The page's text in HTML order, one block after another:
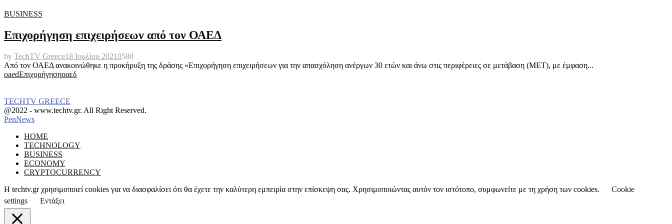
BUSINESS
Επιχορήγηση επιχειρήσεων από τον ΟΑΕΔ
by TechTV Greece18 Ιουλίου 20210580
Από τον ΟΑΕΔ ανακοινώθηκε η προκήρυξη της δράσης «Επιχορήγηση επιχειρήσεων για την απασχόληση ανέργων 30 ετών και άνω στις περιφέρειες σε μετάβαση (MΕΤ), με έμφαση...
oaedΕπιχορήγησηοαεδ
TECHTV GREECE
Facebook
Instagram
@2022 - www.techtv.gr. All Right Reserved.
PenNews
HOME
TECHNOLOGY
BUSINESS
ECONOMY
CRYPTOCURRENCY
Η techtv.gr χρησιμοποιεί cookies για να διασφαλίσει ότι θα έχετε την καλύτερη εμπειρία στην επίσκεψη σας. Χρησιμοποιώντας αυτόν τον ιστότοπο, συμφωνείτε με τη χρήση των cookies.
Cookie
settings
Εντάξει